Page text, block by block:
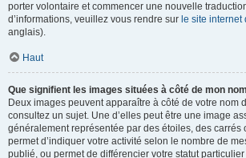
porter volontaire et commencer une nouvelle
d’informations, veuillez vous rendre sur le site internet
anglais).
Haut
Que signifient les images situées à côté de mon
Deux images peuvent apparaître à côté de votre nom
consultez un sujet. Une d’elles peut être une image
généralement représentée par des étoiles, des carrés
permet d’indiquer votre activité selon le nombre de
publié, ou permet de différencier votre statut particulier